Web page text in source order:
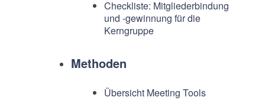
Checkliste: Mitgliederbindung
und -gewinnung für die
Kerngruppe
Methoden
Übersicht Meeting Tools